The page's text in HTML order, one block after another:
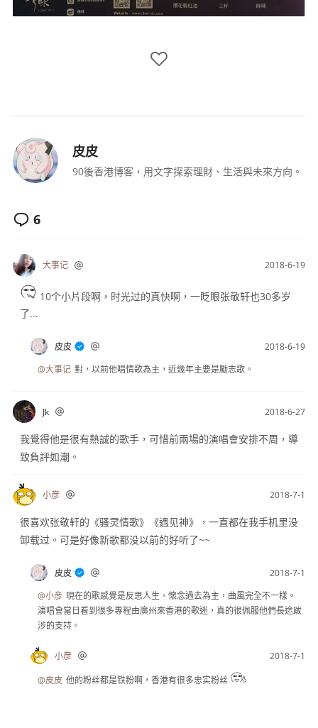
皮皮
90後香港博客，用文字探索理財、生活與未來方向。
6
大事记 2018-6-19
10个小片段啊，时光过的真快啊，一眨眼张敬轩也30多岁
了...
皮皮
2018-6-19
@大事记 對，以前他唱情歌為主，近幾年主要是勵志歌。
Jk 2018-6-27
我覺得他是很有熱誠的歌手，可惜前兩場的演唱會安排不周，導
致負評如潮。
小彦 2018-7-1
很喜欢张敬轩的《骚灵情歌》《遇见神》，一直都在我手机里没
卸载过。可是好像新歌都没以前的好听了~~
皮皮
2018-7-1
@小彦 現在的歌感覺是反思人生、懷念過去為主，曲風完全不一樣。
演唱會當日看到很多專程由廣州來香港的歌迷，真的很佩服他們長途跋
涉的支持。
小彦 2018-7-1
@皮皮 他的粉丝都是铁粉啊，香港有很多忠实粉丝